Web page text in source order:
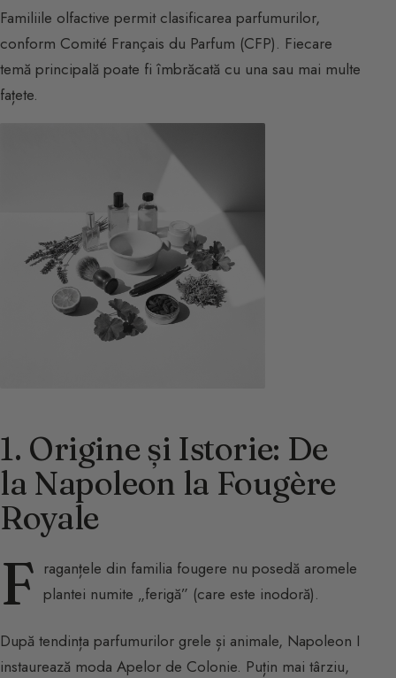
Familiile olfactive permit clasificarea parfumurilor,
conform Comité Français du Parfum (CFP). Fiecare
temă principală poate fi îmbrăcată cu una sau mai multe
fațete.
1. Origine și Istorie: De
la Napoleon la Fougère
Royale
F raganțele din familia fougere nu posedă aromele
plantei numite „ferigă” (care este inodoră).
După tendința parfumurilor grele și animale, Napoleon I
instaurează moda Apelor de Colonie. Puțin mai târziu,